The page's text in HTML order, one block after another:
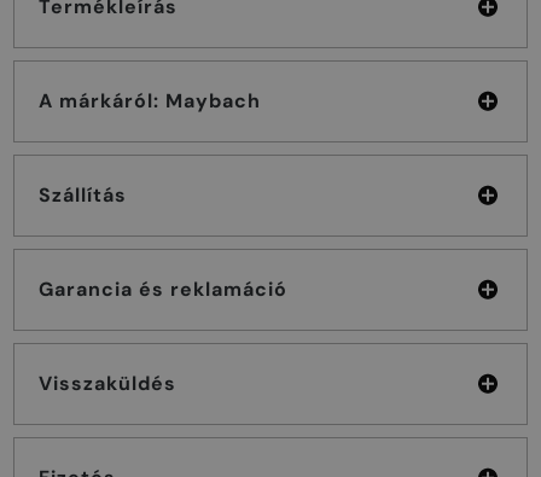
Termékleírás
A márkáról: Maybach
Szállítás
Garancia és reklamáció
Visszaküldés